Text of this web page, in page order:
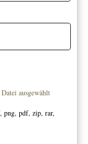
ausgewählt
png, pdf, zip, rar,